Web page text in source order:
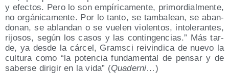
y efec­tos. Pero lo son empí­ri­ca­men­te, pri­mor­dial­men­te,
no orgá­ni­ca­men­te. Por lo tan­to, se tam­ba­lean, se aban­
do­nan, se ablan­dan o se vue­len vio­len­tos, into­le­ran­tes,
rijo­sos, según los casos y las con­tin­gen­cias.” Más tar­
de, ya des­de la cár­cel, Grams­ci rei­vin­di­ca de nue­vo la
cul­tu­ra como “la poten­cia fun­da­men­tal de pen­sar y de
saber­se diri­gir en la vida” (Qua­der­ni…)